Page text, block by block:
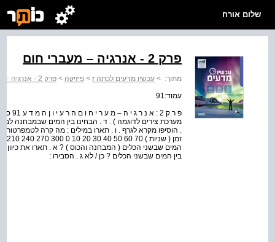
שלום אורח
פרק 2 - אנרגיה – מעברי חום
מתוך: > עכשיו מדעים לכתה ז > פיזיקה > פרק 2 - אנרגיה – מעברי חום
עמוד:91
פ ר ק
מערכת צירים לדוגמה ) . ד . הבחינו בין המים שבמבחנה
המים שבשני הכלים ( המבחנה והכוס ) ? א . תארו את
בין המים שבשני הכלים ? כן / לא ג . הסבירו :